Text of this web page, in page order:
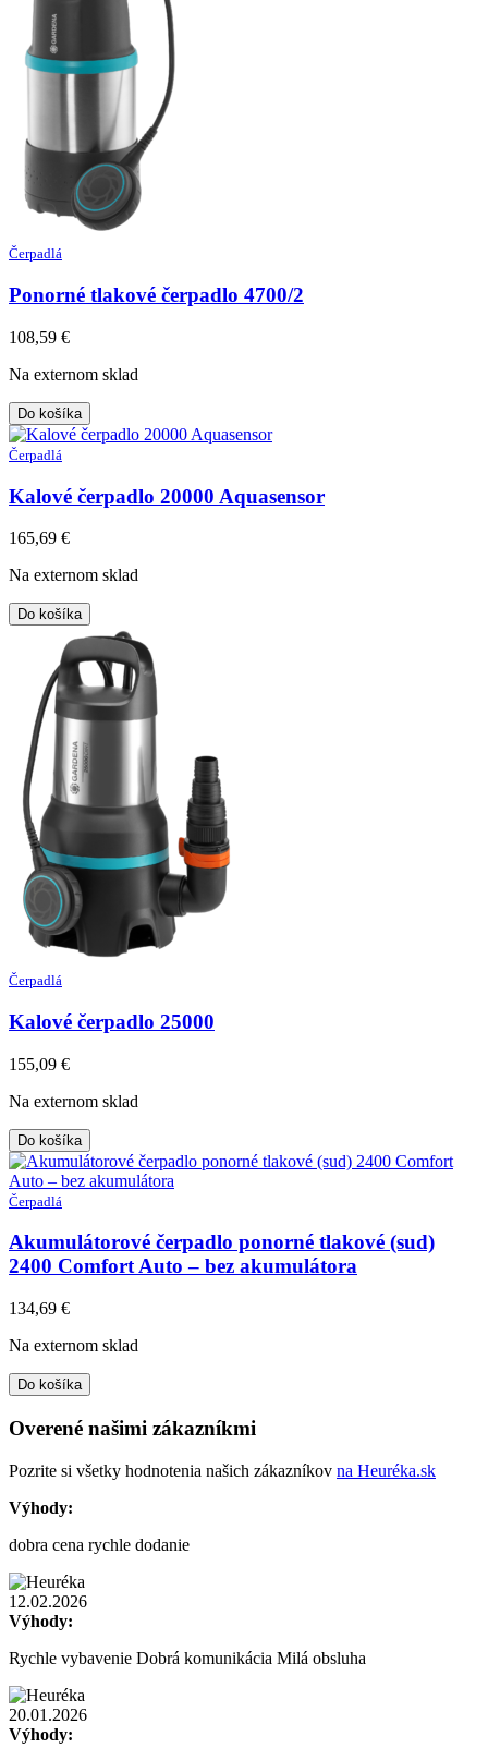
Čerpadlá
Ponorné tlakové čerpadlo 4700/2
108,59 €
Na externom sklad
Do košíka
Čerpadlá
Kalové čerpadlo 20000 Aquasensor
165,69 €
Na externom sklad
Do košíka
Čerpadlá
Kalové čerpadlo 25000
155,09 €
Na externom sklad
Do košíka
Čerpadlá
Akumulátorové čerpadlo ponorné tlakové (sud)
2400 Comfort Auto – bez akumulátora
134,69 €
Na externom sklad
Do košíka
Overené našimi zákazníkmi
Pozrite si všetky hodnotenia našich zákazníkov na Heuréka.sk
Výhody:
dobra cena rychle dodanie
12.02.2026
Výhody:
Rychle vybavenie Dobrá komunikácia Milá obsluha
20.01.2026
Výhody: